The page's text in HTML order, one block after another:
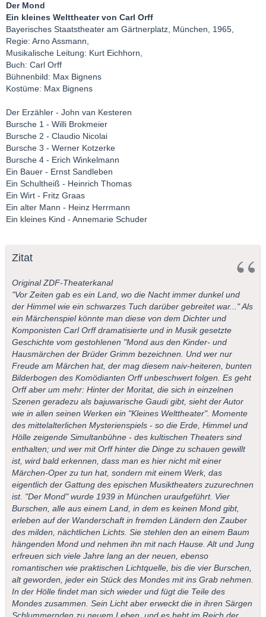
Der Mond
Ein kleines Welttheater von Carl Orff
Bayerisches Staatstheater am Gärtnerplatz, München, 1965,
Regie: Arno Assmann,
Musikalische Leitung: Kurt Eichhorn,
Buch: Carl Orff
Bühnenbild: Max Bignens
Kostüme: Max Bignens
Der Erzähler - John van Kesteren
Bursche 1 - Willi Brokmeier
Bursche 2 - Claudio Nicolai
Bursche 3 - Werner Kotzerke
Bursche 4 - Erich Winkelmann
Ein Bauer - Ernst Sandleben
Ein Schultheiß - Heinrich Thomas
Ein Wirt - Fritz Graas
Ein alter Mann - Heinz Herrmann
Ein kleines Kind - Annemarie Schuder
Zitat
Original ZDF-Theaterkanal
"Vor Zeiten gab es ein Land, wo die Nacht immer dunkel und
der Himmel wie ein schwarzes Tuch darüber gebreitet war..." Als
ein Märchenspiel könnte man diese von dem Dichter und
Komponisten Carl Orff dramatisierte und in Musik gesetzte
Geschichte vom gestohlenen "Mond aus den Kinder- und
Hausmärchen der Brüder Grimm bezeichnen. Und wer nur
Freude am Märchen hat, der mag diesem naiv-heiteren, bunten
Bilderbogen des Komödianten Orff unbeschwert folgen. Es geht
Orff aber um mehr: Hinter der Moritat, die sich in einzelnen
Szenen geradezu als bajuwarische Gaudi gibt, sieht der Autor
wie in allen seinen Werken ein "Kleines Welttheater". Momente
des mittelalterlichen Mysterienspiels - so die Erde, Himmel und
Hölle zeigende Simultanbühne - des kultischen Theaters sind
enthalten; und wer mit Orff hinter die Dinge zu schauen gewillt
ist, wird bald erkennen, dass man es hier nicht mit einer
Märchen-Oper zu tun hat, sondern mit einem Werk, das
eigentlich der Gattung des epischen Musiktheaters zuzurechnen
ist. "Der Mond" wurde 1939 in München uraufgeführt. Vier
Burschen, alle aus einem Land, in dem es keinen Mond gibt,
erleben auf der Wanderschaft in fremden Ländern den Zauber
des milden, nächtlichen Lichts. Sie stehlen den an einem Baum
hängenden Mond und nehmen ihn mit nach Hause. Alt und Jung
erfreuen sich viele Jahre lang an der neuen, ebenso
romantischen wie praktischen Lichtquelle, bis die vier Burschen,
alt geworden, jeder ein Stück des Mondes mit ins Grab nehmen.
In der Hölle findet man sich wieder und fügt die Teile des
Mondes zusammen. Sein Licht aber erweckt die in ihren Särgen